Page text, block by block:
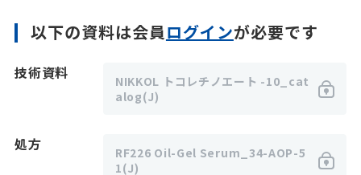
以下の資料は会員ログインが必要です
技術資料
NIKKOL トコレチノエート -10_cat
alog(J)
処方
RF226 Oil-Gel Serum_34-AOP-5
1(J)